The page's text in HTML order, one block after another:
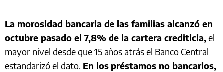
La morosidad bancaria de las familias alcanzó en
octubre pasado el 7,8% de la cartera crediticia,el
mayor nivel desde que 15 años atrás el Banco Central
estandarizó el dato. En los préstamos no bancarios,